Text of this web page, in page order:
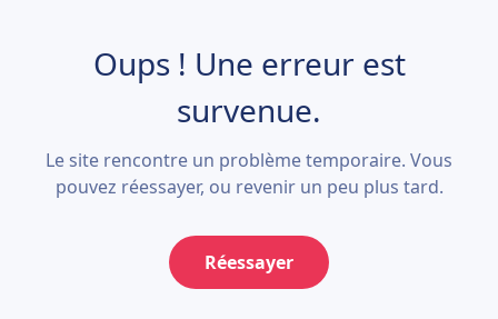
Oups ! Une erreur est
survenue.
Le site rencontre un problème temporaire. Vous
pouvez réessayer, ou revenir un peu plus tard.
Réessayer